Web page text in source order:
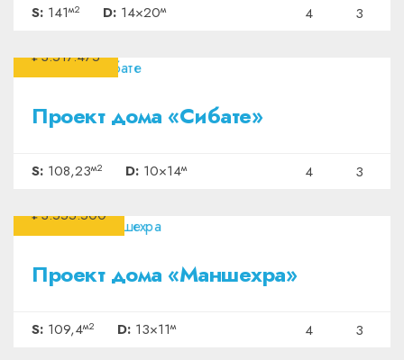
S: 141м2 D: 14×20м 4 3
₽3.517.475
Проект дома «Сибате»
S: 108,23м2 D: 10×14м 4 3
₽3.555.500
Проект дома «Маншехра»
S: 109,4м2 D: 13×11м 4 3